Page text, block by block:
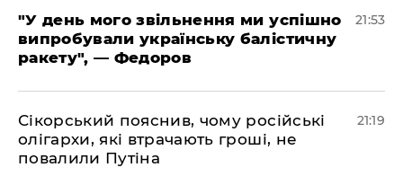
​"У день мого звільнення ми успішно
випробували українську балістичну
ракету", — Федоров
21:53
​Сікорський пояснив, чому російські
олігархи, які втрачають гроші, не
повалили Путіна
21:19